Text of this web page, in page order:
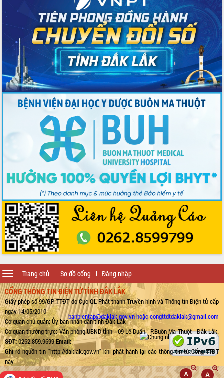
Trang chủ Sơ đồ cổng Đăng nhập
Toggle
navigation
CỔNG THÔNG TIN ĐIỆN TỬ TỈNH ĐẮK LẮK
Giấy phép số 99/GP-TTĐT do Cục QL Phát thanh Truyền hình và Thông tin Điện tử cấp
ngày 14/05/2010
Cơ quan chủ quản: Ủy ban nhân dân tỉnh Đắk Lắk
Cơ quan thường trực: Văn phòng UBND tỉnh - 09 Lê Duẩn - P.Buôn Ma Thuột - Đắk Lắk.
SĐT:0262.859.9699Email:
banbientap@daklak.gov.vn hoặc congttdtdaklak@gmail.com
Ghi rõ nguồn tin "http://daklak.gov.vn" khi phát hành lại các thông tin từ Cổng TTĐT
này